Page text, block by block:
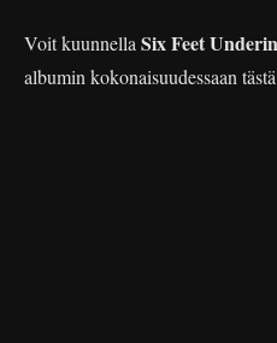
Voit kuunnella Six Feet Underin
albumin kokonaisuudessaan